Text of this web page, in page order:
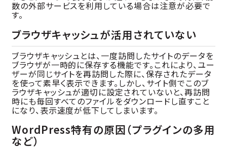
数の外部サービスを利用している場合は注意が必要で
す。
ブラウザキャッシュが活用されていない
ブラウザキャッシュとは、一度訪問したサイトのデータを
ブラウザが一時的に保存する機能です。これにより、ユー
ザーが同じサイトを再訪問した際に、保存されたデータ
を使って素早く表示できます。しかし、サイト側でこのブ
ラウザキャッシュが適切に設定されていないと、再訪問
時にも毎回すべてのファイルをダウンロードし直すこと
になり、表示速度が低下してしまいます。
WordPress特有の原因（プラグインの多用
など）